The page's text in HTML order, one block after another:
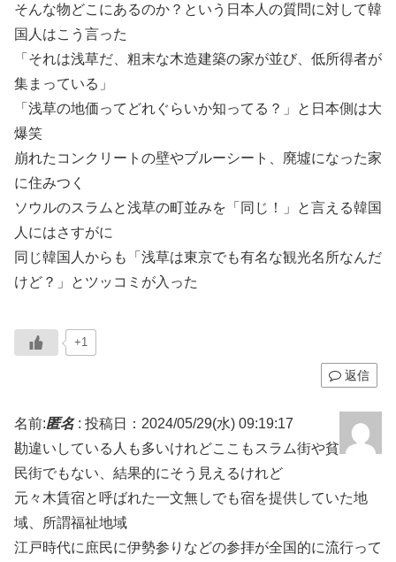
そんな物どこにあるのか？という日本人の質問に対して韓
国人はこう言った
「それは浅草だ、粗末な木造建築の家が並び、低所得者が
集まっている」
「浅草の地価ってどれぐらいか知ってる？」と日本側は大
爆笑
崩れたコンクリートの壁やブルーシート、廃墟になった家
に住みつく
ソウルのスラムと浅草の町並みを「同じ！」と言える韓国
人にはさすがに
同じ韓国人からも「浅草は東京でも有名な観光名所なんだ
けど？」とツッコミが入った
+1
返信
名前:匿名: 投稿日：2024/05/29(水) 09:19:17
勘違いしている人も多いけれどここもスラム街や貧
民街でもない、結果的にそう見えるけれど
元々木賃宿と呼ばれた一文無しでも宿を提供していた地
域、所謂福祉地域
江戸時代に庶民に伊勢参りなどの参拝が全国的に流行って